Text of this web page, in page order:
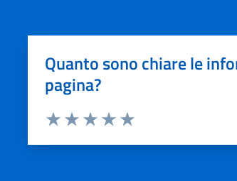
Quanto sono chiare le
pagina?